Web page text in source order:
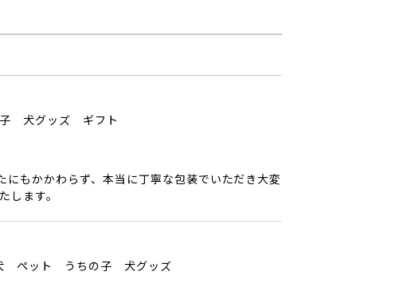
犬グッズ ギフト
もかかわらず、本当に丁寧な包装でいただき大変
ます。
ペット うちの子 犬グッズ